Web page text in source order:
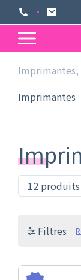
Imprimantes,
Imprimantes
Filtres